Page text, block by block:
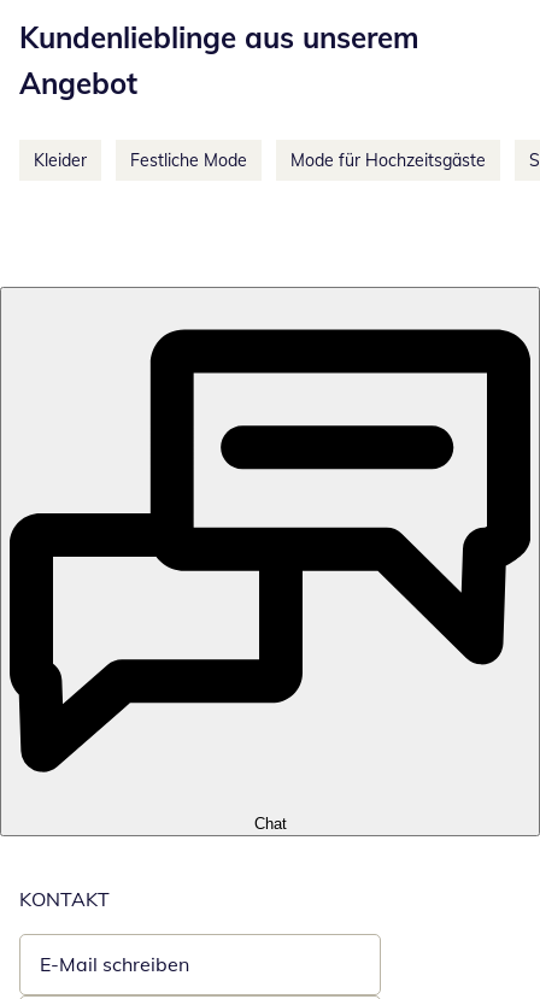
Kundenlieblinge aus unserem
Angebot
Kleider Festliche Mode Mode für Hochzeitsgäste
Chat
KONTAKT
E-Mail schreiben
Öffnet E-Mail-Client